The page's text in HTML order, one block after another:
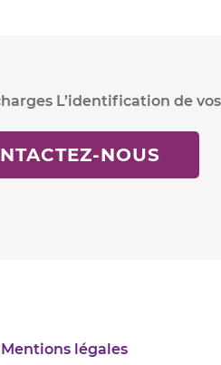
L’identification de
NOUS
Mentions légales